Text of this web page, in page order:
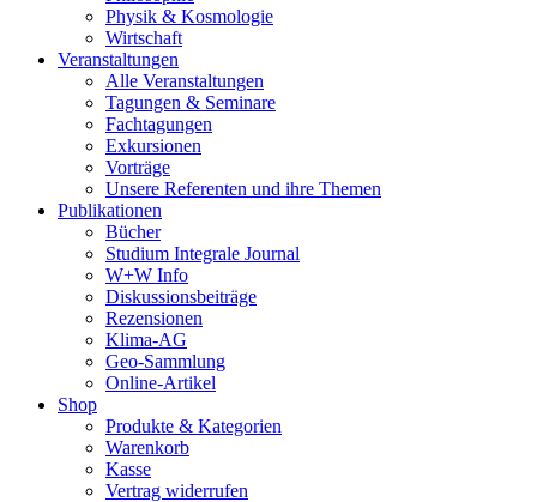
Physik & Kosmologie
Wirtschaft
Veranstaltungen
Alle Veranstaltungen
Tagungen & Seminare
Fachtagungen
Exkursionen
Vorträge
Unsere Referenten und ihre Themen
Publikationen
Bücher
Studium Integrale Journal
W+W Info
Diskussionsbeiträge
Rezensionen
Klima-AG
Geo-Sammlung
Online-Artikel
Shop
Produkte & Kategorien
Warenkorb
Kasse
Vertrag widerrufen